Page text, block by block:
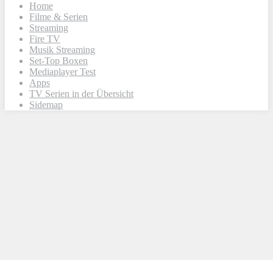
Home
Filme & Serien
Streaming
Fire TV
Musik Streaming
Set-Top Boxen
Mediaplayer Test
Apps
TV Serien in der Übersicht
Sidemap